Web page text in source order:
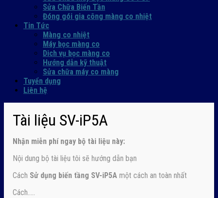
Sửa Chữa Biến Tần
Đóng gói gia công màng co nhiệt
Tin Tức
Màng co nhiệt
Máy bọc màng co
Dich vụ bọc màng co
Hướng dẫn kỹ thuật
Sửa chữa máy co màng
Tuyển dụng
Liên hệ
Tài liệu SV-iP5A
Nhận miễn phí ngay bộ tài liệu này:
Nội dung bộ tài liệu tôi sẽ hướng dẫn bạn
Cách Sử dụng biến tầng SV-iP5A một cách an toàn nhất
Cách…..